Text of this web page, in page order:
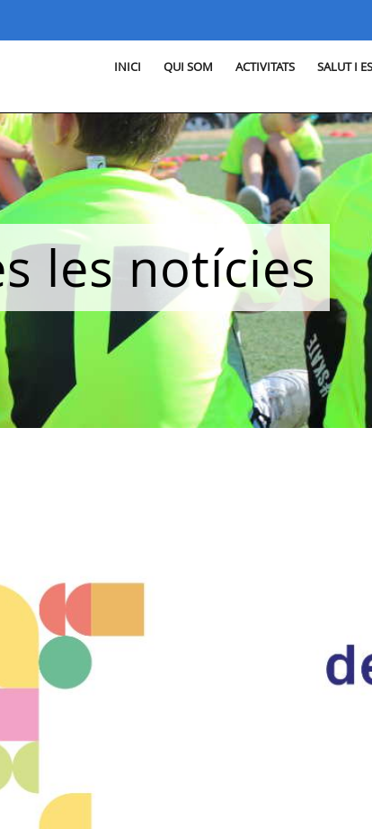
INICI QUI SOM ACTIVITATS SALUT I
les notícies